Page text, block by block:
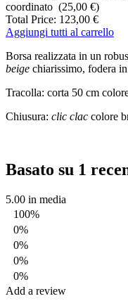
coordinato (25,00 €)
Total Price: 123,00 €
Aggiungi tutti al carrello
Borsa realizzata in un
beige chiarissimo, fodera
Tracolla: corta 50 cm
Chiusura: clic clac colore
Basato su 1
5.00 in media
100%
0%
0%
0%
0%
Add a review